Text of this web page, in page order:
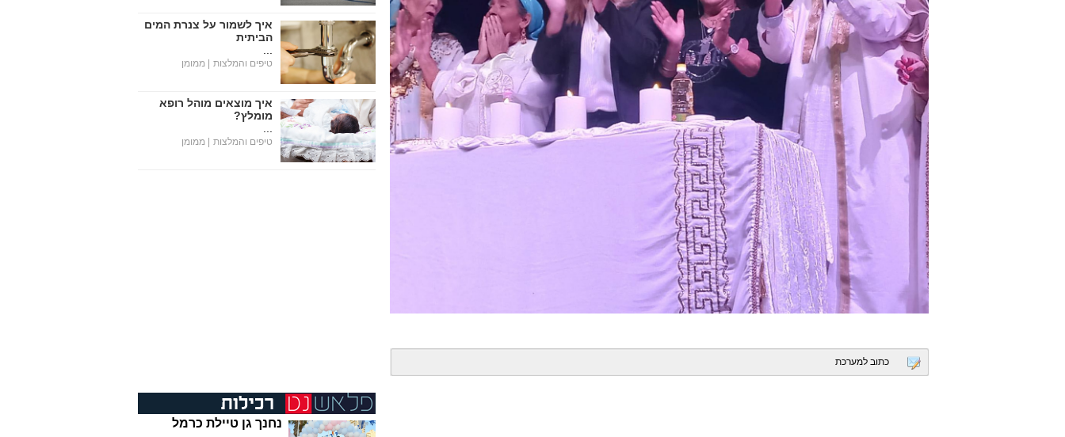
כתוב למערכת
איך לשמור על צנרת המים
הביתית
טיפים והמלצות | ממומן
איך מוצאים מוהל רופא
מומלץ?
טיפים והמלצות | ממומן
נחנך גן טיילת כרמל